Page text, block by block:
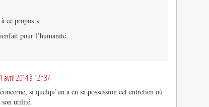
ce propos »
pour l’humanité.
1 avril 2014 à 12h37
si quelqu’un a en sa possession cet entretien où
son utilité.